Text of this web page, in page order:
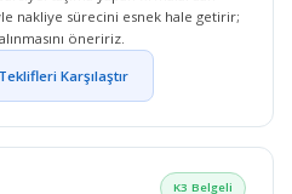
nakliye sürecini esnek hale getirir;
öneririz.
Teklifleri Karşılaştır
K3 Belgeli